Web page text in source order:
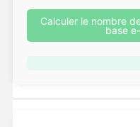
Calculer le nombre
base